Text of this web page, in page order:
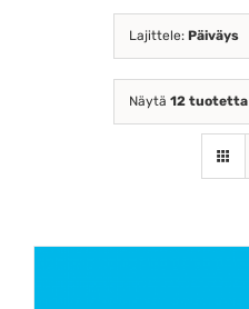
Lajittele: Päiväys
Näytä 12 tuotetta